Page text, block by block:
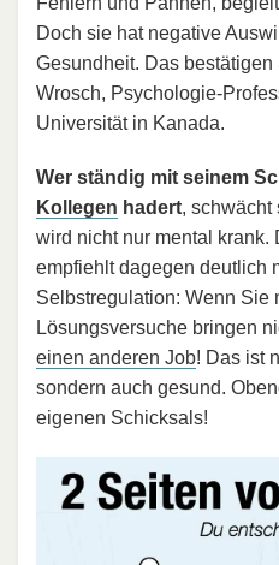
Doch sie hat negative
Gesundheit. Das
Wrosch, Psychologie-
Universität in Kanada.
Wer ständig mit seinem
Kollegen hadert, schwächt
wird nicht nur mental krank.
empfiehlt dagegen deutlich
Selbstregulation: Wenn Sie
Lösungsversuche bringen
einen anderen Job! Das ist
sondern auch gesund.
eigenen Schicksals!